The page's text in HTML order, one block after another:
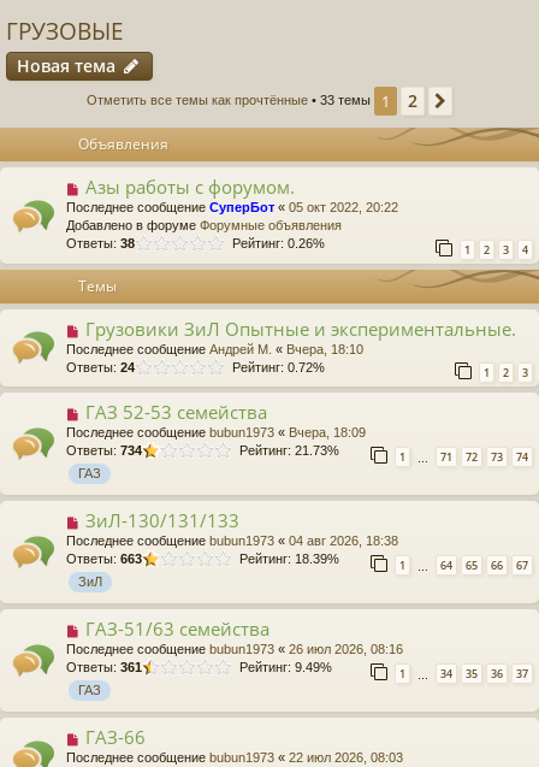
ГРУЗОВЫЕ
Новая тема
Отметить все темы как прочтённые • 33 темы 1 2
Объявления
Азы работы с форумом.
Последнее сообщение СуперБот « 05 окт 2022, 20:22
Добавлено в форуме Форумные объявления
Ответы: 38 1 2 3 4
Рейтинг: 0.26%
Темы
Грузовики ЗиЛ Опытные и экспериментальные.
Последнее сообщение Андрей М. « Вчера, 18:10
Ответы: 24 1 2 3
Рейтинг: 0.72%
ГАЗ 52-53 семейства
Последнее сообщение bubun1973 « Вчера, 18:09
Ответы: 734 1 71 72 73 74
Рейтинг: 21.73%
ГАЗ
ЗиЛ-130/131/133
Последнее сообщение bubun1973 « 04 авг 2026, 18:38
Ответы: 663 1 64 65 66 67
Рейтинг: 18.39%
ЗиЛ
ГАЗ-51/63 семейства
Последнее сообщение bubun1973 « 26 июл 2026, 08:16
Ответы: 361 1 34 35 36 37
Рейтинг: 9.49%
ГАЗ
ГАЗ-66
Последнее сообщение bubun1973 « 22 июл 2026, 08:03